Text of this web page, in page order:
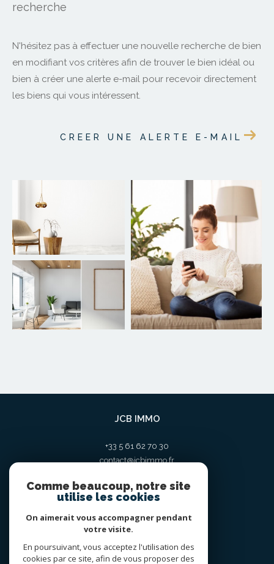
recherche
N'hésitez pas à effectuer une nouvelle recherche de bien
en modifiant vos critères afin de trouver le bien idéal ou
bien à créer une alerte e-mail pour recevoir directement
les biens qui vous intéressent.
CREER UNE ALERTE E-MAIL
JCB IMMO
+33 5 61 62 70 30
contact@jcbimmo.fr
31000 toulouse
ADHÉRENTS
Comme beaucoup, notre site
utilise les cookies
On aimerait vous accompagner pendant
votre visite.
En poursuivant, vous acceptez l'utilisation des
cookies par ce site, afin de vous proposer des